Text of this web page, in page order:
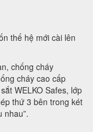
thế hệ mới cài lên
chống cháy
cháy cao cấp
WELKO Safes, lớp
thứ 3 bên trong két
nhau”.